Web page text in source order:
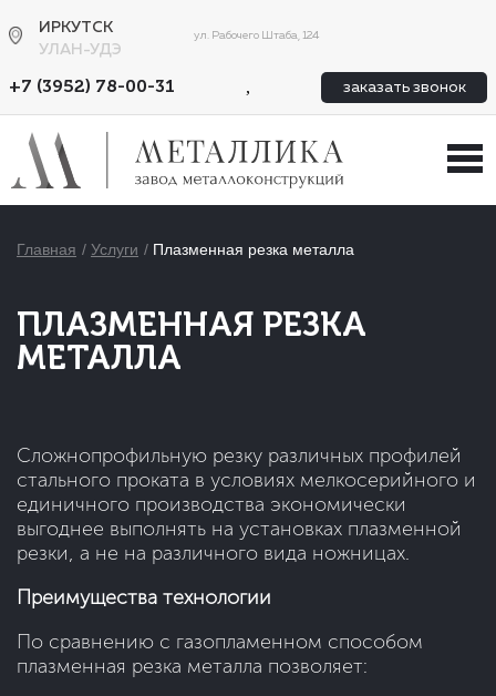
ИРКУТСК
УЛАН-УДЭ
ул. Рабочего Штаба, 124
+7 (3952) 78-00-31 , заказать звонок
Главная Услуги Плазменная резка металла
ПЛАЗМЕННАЯ РЕЗКА
МЕТАЛЛА
Сложнопрофильную резку различных профилей
стального проката в условиях мелкосерийного и
единичного производства экономически
выгоднее выполнять на установках плазменной
резки, а не на различного вида ножницах.
Преимущества технологии
По сравнению с газопламенном способом
плазменная резка металла позволяет: